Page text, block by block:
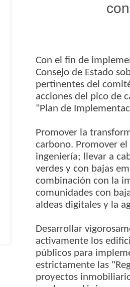
Con el fin de
Consejo de Estado
pertinentes del
acciones del pico de
"Plan de
Promover la
carbono. Promover
ingeniería; llevar a
verdes y con bajas
combinación con la
comunidades con
aldeas digitales y la
Desarrollar
activamente los
públicos para
estrictamente las
proyectos